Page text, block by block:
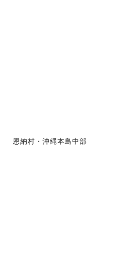
恩納村・沖縄本島中部